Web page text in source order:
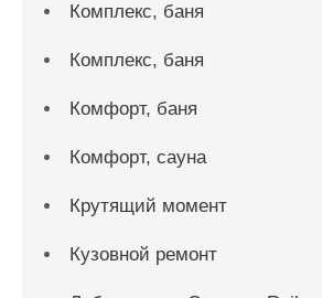
Комплекс, баня
Комплекс, баня
Комфорт, баня
Комфорт, сауна
Крутящий момент
Кузовной ремонт